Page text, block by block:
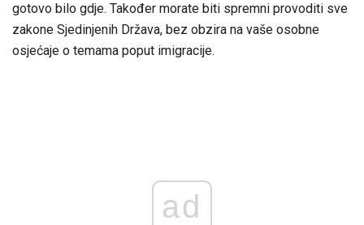
gotovo bilo gdje. Također morate biti spremni provoditi sve
zakone Sjedinjenih Država, bez obzira na vaše osobne
osjećaje o temama poput imigracije.
ad